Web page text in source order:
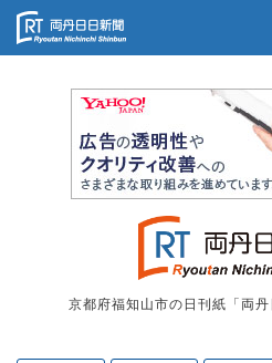
京都府福知山市の日刊紙「両